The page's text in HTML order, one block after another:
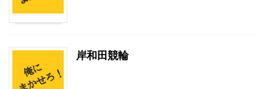
岸和田競輪